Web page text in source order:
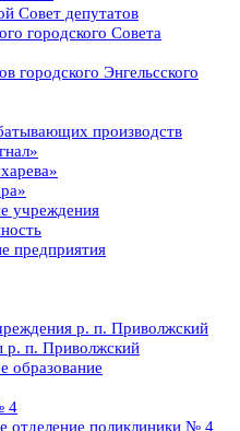
Совет депутатов
городского Совета
городского Энгельсского
производств
учреждения
предприятия
р. п. Приволжский
р. п. Приволжский
образование
4
отделение поликлиники № 4